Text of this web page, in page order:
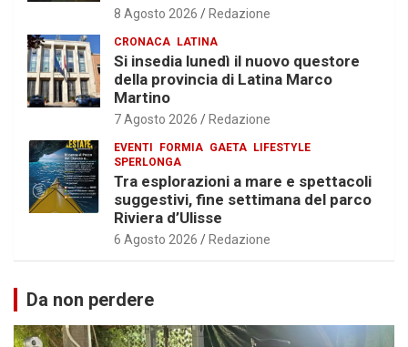
8 Agosto 2026 Redazione
CRONACA LATINA
Si insedia lunedì il nuovo questore
della provincia di Latina Marco
Martino
7 Agosto 2026 Redazione
EVENTI FORMIA GAETA
LIFESTYLE
SPERLONGA
Tra esplorazioni a mare e spettacoli
suggestivi, fine settimana del parco
Riviera d’Ulisse
6 Agosto 2026 Redazione
Da non perdere